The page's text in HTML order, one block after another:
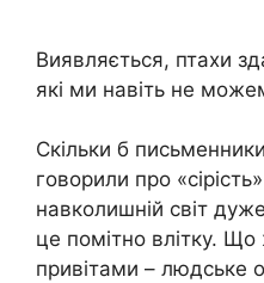
Виявляється, птахи
які ми навіть не
Скільки б
говорили про
навколишній світ
це помітно влітку.
привітами – людське